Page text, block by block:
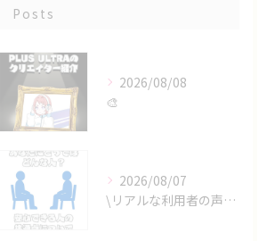
Posts
2026/08/08
🎨
2026/08/07
\リアルな利用者の声📣/